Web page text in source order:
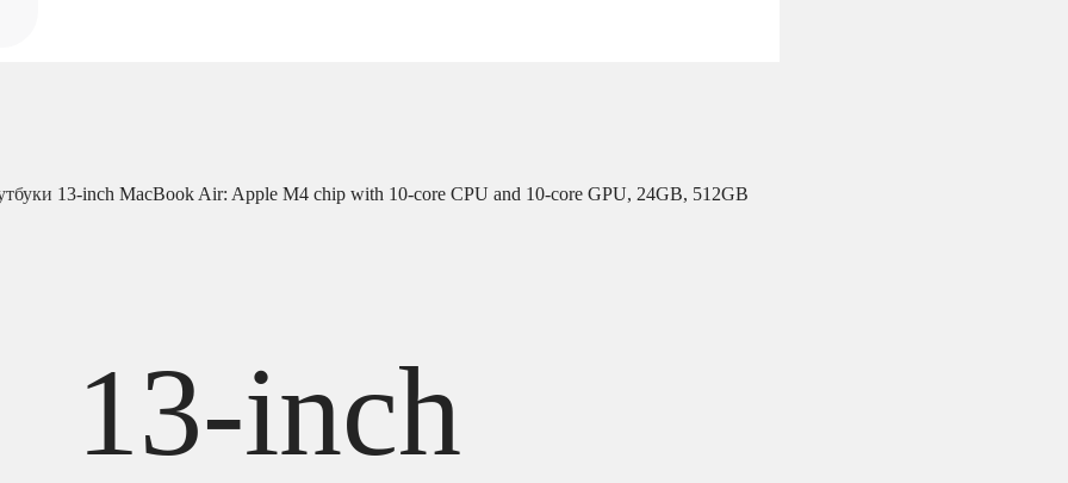
13-inch MacBook Air: Apple M4 chip with 10-core CPU and 10-core GPU, 24GB, 512GB
13-inch